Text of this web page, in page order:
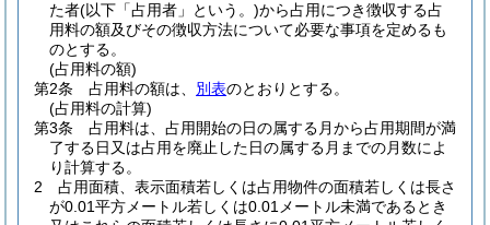
た者(以下「占用者」という。)から占用につき徴収する占
用料の額及びその徴収方法について必要な事項を定めるも
のとする。
(占用料の額)
第2条
占用料の額は、 別表のとおりとする。
(占用料の計算)
第3条
占用料は、占用開始の日の属する月から占用期間が満
了する日又は占用を廃止した日の属する月までの月数によ
り計算する。
2
占用面積、表示面積若しくは占用物件の面積若しくは長さ
が0.01平方メートル若しくは0.01メートル未満であるとき